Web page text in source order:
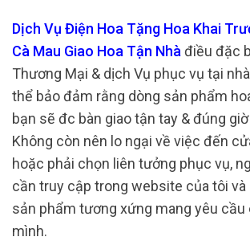
Dịch Vụ Điện Hoa Tặng Hoa Khai
Cà Mau Giao Hoa Tận Nhà điều đặc
Thương Mại & dịch Vụ phục vụ tại
thể bảo đảm rằng dòng sản phẩm
bạn sẽ đc bàn giao tận tay & đúng
Không còn nên lo ngại về việc đến
hoặc phải chọn liên tưởng phục vụ,
cần truy cập trong website của tôi và
sản phẩm tương xứng mang yêu cầu
mình.